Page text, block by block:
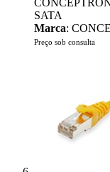
SATA
Marca:
Preço sob consulta